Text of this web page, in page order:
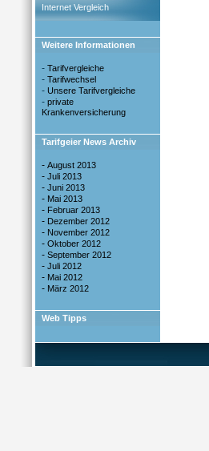
Internet Vergleich
Weitere Informationen
- Tarifvergleiche
- Tarifwechsel
- Unsere Tarifvergleiche
- private
Krankenversicherung
Tarifgeier News Archiv
- August 2013
- Juli 2013
- Juni 2013
- Mai 2013
- Februar 2013
- Dezember 2012
- November 2012
- Oktober 2012
- September 2012
- Juli 2012
- Mai 2012
- März 2012
Web Tipps